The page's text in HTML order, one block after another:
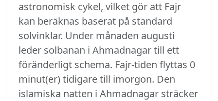
astronomisk cykel, vilket gör att Fajr
kan beräknas baserat på standard
solvinklar. Under månaden augusti
leder solbanan i Ahmadnagar till ett
föränderligt schema. Fajr-tiden flyttas 0
minut(er) tidigare till imorgon. Den
islamiska natten i Ahmadnagar sträcker